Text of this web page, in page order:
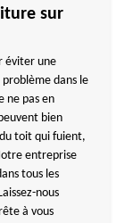
sur
éviter une
dans le
ne pas en
bien
toit qui fuient,
entreprise
tous les
nous
à vous